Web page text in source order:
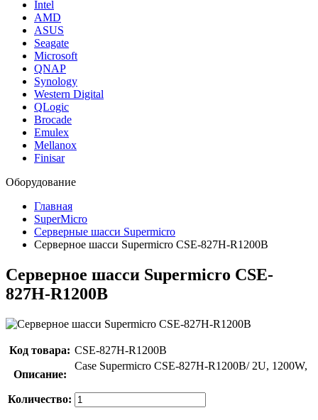
Intel
AMD
ASUS
Seagate
Microsoft
QNAP
Synology
Western Digital
QLogic
Brocade
Emulex
Mellanox
Finisar
Оборудование
Главная
SuperMicro
Серверные шасси Supermicro
Серверное шасси Supermicro CSE-827H-R1200B
Серверное шасси Supermicro CSE-
827H-R1200B
Код товара: CSE-827H-R1200B
Описание:
Case Supermicro CSE-827H-R1200B/ 2U, 1200W,
Количество: